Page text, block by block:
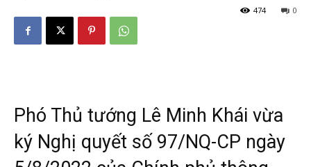
0
474
Phó Thủ tướng Lê Minh Khái vừa
ký Nghị quyết số 97/NQ-CP ngày